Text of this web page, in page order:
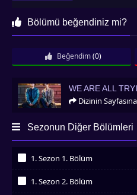
Bölümü beğendiniz mi?
Beğendim (0)
We Are All Trying Here 2026 Kore
WE ARE ALL
Dizinin
Sezonun Diğer Bölümleri
1. Sezon 1. Bölüm
1. Sezon 2. Bölüm